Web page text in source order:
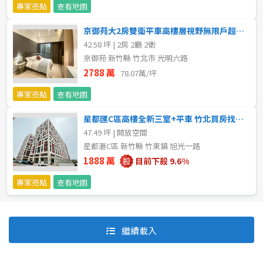
預設排序
價格從高到低
專家亮點 查看地圖
京御苑大2房雙衛平車高樓層視野無限戶超優 ♡竹北買房找沛沛♡
42.58 坪 | 2房 2廳 2衛
京御苑 新竹縣 竹北市 光明六路
2788 萬 78.07萬/坪
專家亮點
查看地圖
星都匯C區高樓全新三室+平車 竹北買房找沛沛
47.49 坪 | 開放空間
星都滙C區 新竹縣 竹東鎮 旭光一路
1888 萬 目前下殺 9.6%
專家亮點 查看地圖
繼續載入